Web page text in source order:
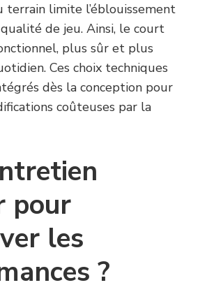
terrain limite l’éblouissement
de jeu. Ainsi, le court
plus sûr et plus
Ces choix techniques
dès la conception pour
coûteuses par la
pour
les
?